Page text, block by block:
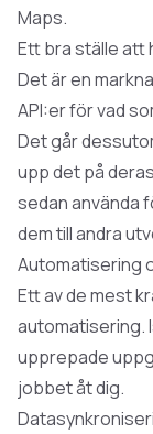
Maps.
Ett bra ställe att
Det är en
API:er för vad
Det går
upp det på
sedan använda
dem till andra
Automatisering
Ett av de mest
automatisering.
upprepade
jobbet åt dig.